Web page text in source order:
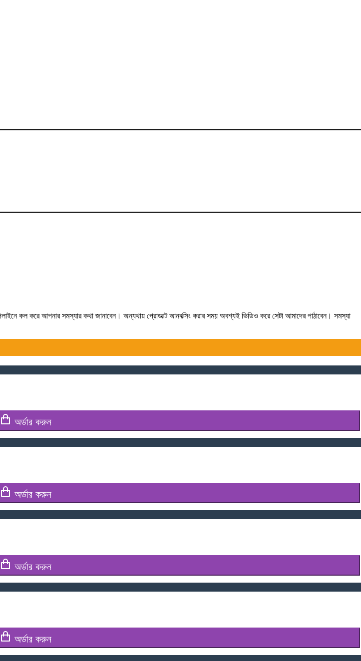
কল করে আপনার সমস্যার কথা জানাবেন। অন্যথায় প্রোডাক্ট আনবক্সিং করার সময় অবশ্যই ভিডিও করে সেটা আমাদের পাঠাবেন। সমস্যা
অর্ডার করুন
অর্ডার করুন
অর্ডার করুন
অর্ডার করুন